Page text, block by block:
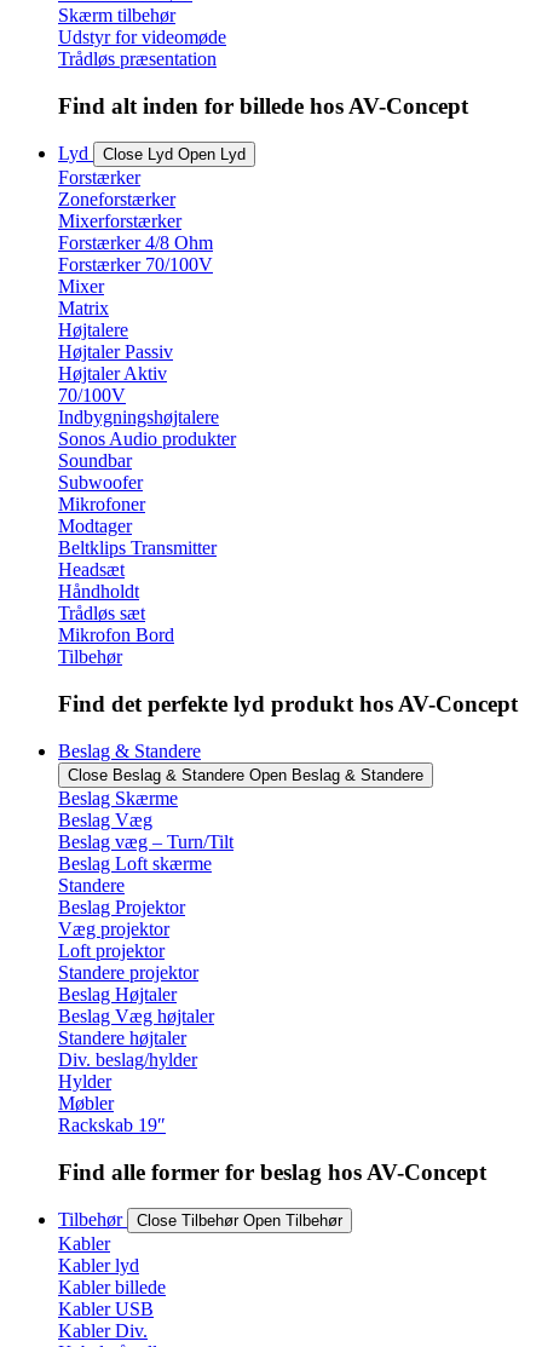
Skærm tilbehør
Udstyr for videomøde
Trådløs præsentation
Find alt inden for billede hos AV-Concept
Lyd Close Lyd Open Lyd
Forstærker
Zoneforstærker
Mixerforstærker
Forstærker 4/8 Ohm
Forstærker 70/100V
Mixer
Matrix
Højtalere
Højtaler Passiv
Højtaler Aktiv
70/100V
Indbygningshøjtalere
Sonos Audio produkter
Soundbar
Subwoofer
Mikrofoner
Modtager
Beltklips Transmitter
Headsæt
Håndholdt
Trådløs sæt
Mikrofon Bord
Tilbehør
Find det perfekte lyd produkt hos AV-Concept
Beslag & Standere
Close Beslag & Standere Open Beslag & Standere
Beslag Skærme
Beslag Væg
Beslag væg – Turn/Tilt
Beslag Loft skærme
Standere
Beslag Projektor
Væg projektor
Loft projektor
Standere projektor
Beslag Højtaler
Beslag Væg højtaler
Standere højtaler
Div. beslag/hylder
Hylder
Møbler
Rackskab 19″
Find alle former for beslag hos AV-Concept
Tilbehør Close Tilbehør Open Tilbehør
Kabler
Kabler lyd
Kabler billede
Kabler USB
Kabler Div.